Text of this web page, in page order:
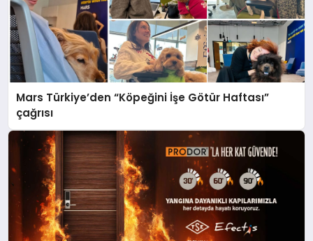
Mars Türkiye’den “Köpeğini İşe Götür Haftası”
çağrısı